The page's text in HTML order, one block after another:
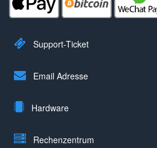
Support-Ticket
Email Adresse
Hardware
Rechenzentrum